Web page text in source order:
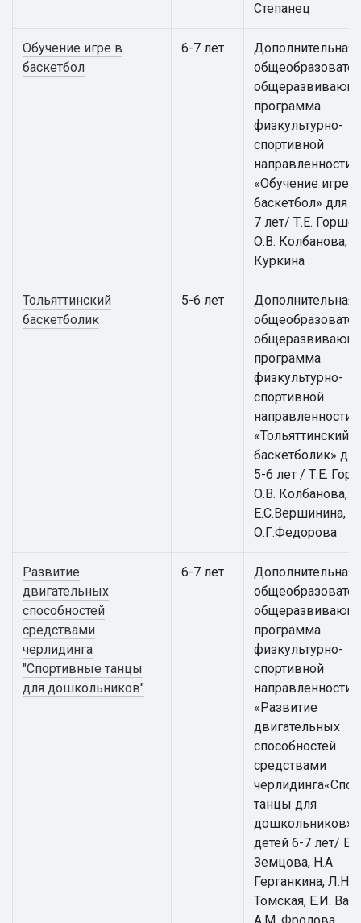
Степанец
Обучение игре в
баскетбол
6-7 лет
Дополнительная
программа
физкультурно-
спортивной
направленности
«Обучение игре в
баскетбол» для
7 лет/ Т.Е.
О.В. Колбанова,
Куркина
Тольяттинский
баскетболик
5-6 лет
Дополнительная
программа
физкультурно-
спортивной
направленности
«Тольяттинский
баскетболик»
5-6 лет / Т.Е.
О.В. Колбанова,
Е.С.Вершинина,
О.Г.Федорова
Развитие
двигательных
способностей
средствами
черлидинга
"Спортивные танцы
для дошкольников"
6-7 лет
Дополнительная
программа
физкультурно-
спортивной
направленности
«Развитие
двигательных
способностей
средствами
танцы для
дошкольников»
детей 6-7 лет/
Земцова, Н.А.
Герганкина, Л.Н.
Томская, Е.И.